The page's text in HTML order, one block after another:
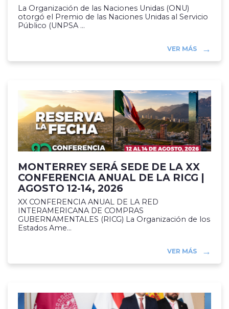
La Organización de las Naciones Unidas (ONU)
otorgó el Premio de las Naciones Unidas al Servicio
Público (UNPSA ...
VER MÁS
MONTERREY SERÁ SEDE DE LA XX
CONFERENCIA ANUAL DE LA RICG |
AGOSTO 12-14, 2026
XX CONFERENCIA ANUAL DE LA RED
INTERAMERICANA DE COMPRAS
GUBERNAMENTALES (RICG) La Organización de los
Estados Ame...
VER MÁS